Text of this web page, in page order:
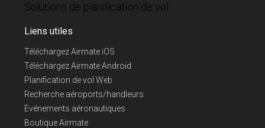
Solutions de planification de vol
Liens utiles
Téléchargez Airmate iOS
Téléchargez Airmate Android
Planification de vol Web
Recherche aéroports/handleurs
Evénements aéronautiques
Boutique Airmate